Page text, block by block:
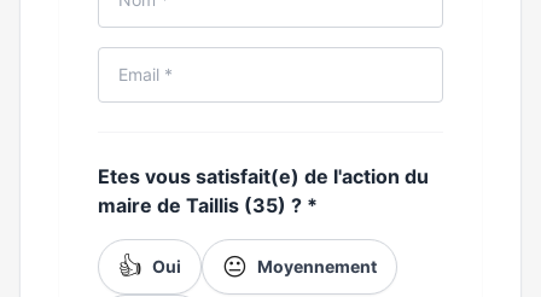
Etes vous satisfait(e) de l'action du
maire de Taillis (35) ? *
👍 Oui 😐 Moyennement